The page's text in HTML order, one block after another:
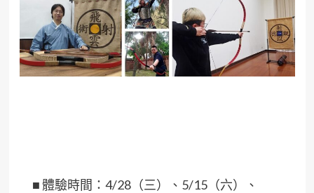
■ 體驗時間：4/28（三）、5/15（六）、